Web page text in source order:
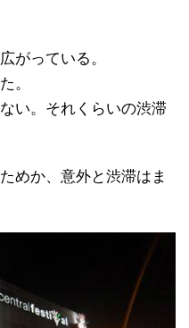
がっている。
。
い。それくらいの渋滞
めか、意外と渋滞はま